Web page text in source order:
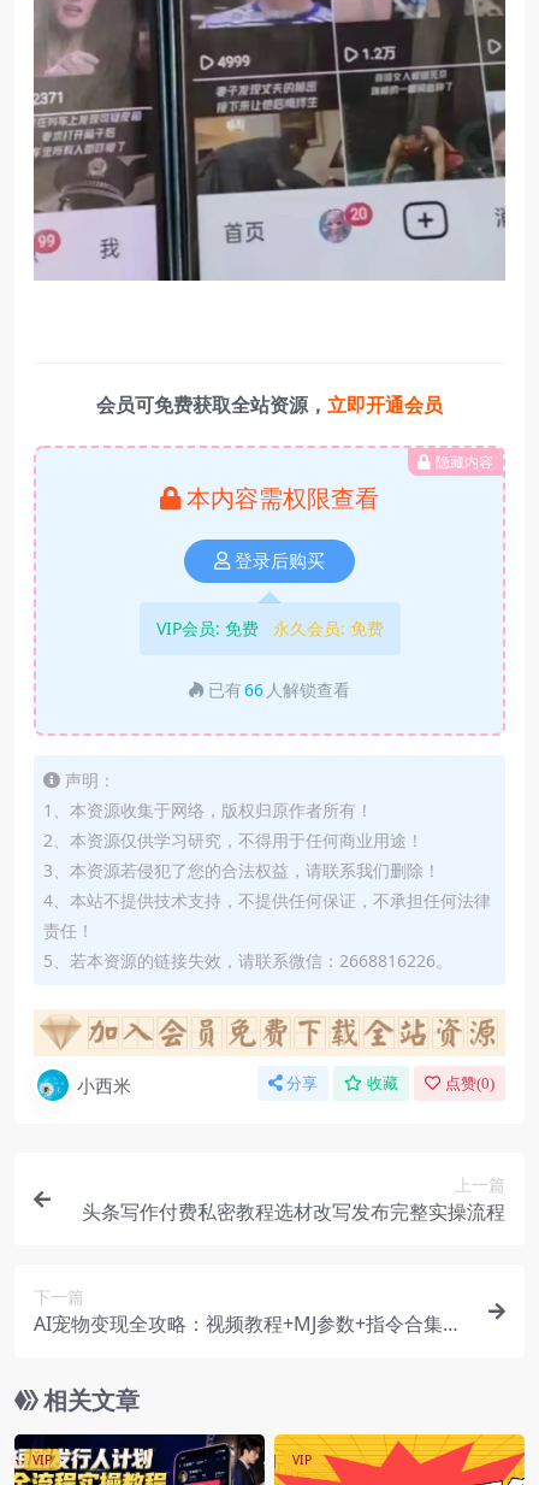
会员可免费获取全站资源， 立即开通会员
隐藏内容
本内容需权限查看
登录后购买
VIP会员: 免费 永久会员: 免费
已有66 人解锁查看
声明：
1、本资源收集于网络，版权归原作者所有！
2、本资源仅供学习研究，不得用于任何商业用途！
3、本资源若侵犯了您的合法权益，请联系我们删除！
4、本站不提供技术支持，不提供任何保证，不承担任何法律
责任！
5、若本资源的链接失效，请联系微信：2668816226。
小西米 分享 收藏 点赞(0)
上一篇
头条写作付费私密教程选材改写发布完整实操流程
下一篇
AI宠物变现全攻略：视频教程+MJ参数+指令合集，
相关文章
VIP VIP